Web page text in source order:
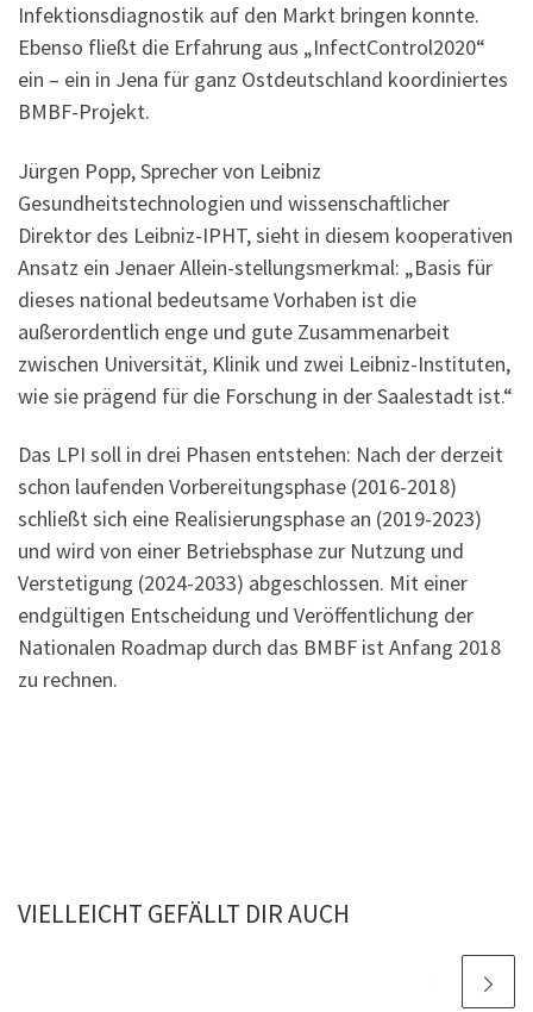
Infektionsdiagnostik auf den Markt bringen konnte.
Ebenso fließt die Erfahrung aus „InfectControl2020“
ein – ein in Jena für ganz Ostdeutschland koordiniertes
BMBF-Projekt.
Jürgen Popp, Sprecher von Leibniz
Gesundheitstechnologien und wissenschaftlicher
Direktor des Leibniz-IPHT, sieht in diesem kooperativen
Ansatz ein Jenaer Allein-stellungsmerkmal: „Basis für
dieses national bedeutsame Vorhaben ist die
außerordentlich enge und gute Zusammenarbeit
zwischen Universität, Klinik und zwei Leibniz-Instituten,
wie sie prägend für die Forschung in der Saalestadt ist.“
Das LPI soll in drei Phasen entstehen: Nach der derzeit
schon laufenden Vorbereitungsphase (2016-2018)
schließt sich eine Realisierungsphase an (2019-2023)
und wird von einer Betriebsphase zur Nutzung und
Verstetigung (2024-2033) abgeschlossen. Mit einer
endgültigen Entscheidung und Veröffentlichung der
Nationalen Roadmap durch das BMBF ist Anfang 2018
zu rechnen.
VIELLEICHT GEFÄLLT DIR AUCH